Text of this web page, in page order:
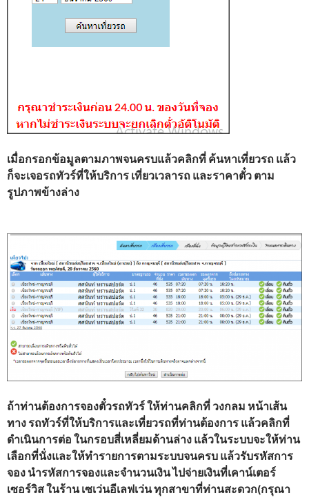
เมื่อกรอกข้อมูลตามภาพจนครบแล้วคลิกที่ ค้นหาเที่ยวรถ แล้ว
ก็จะเจอรถทัวร์ที่ให้บริการ เที่ยวเวลารถ และราคาตั๋ว ตาม
รูปภาพข้างล่าง
ถ้าท่านต้องการจองตั๋วรถทัวร์ให้ท่านคลิกที่ วงกลม หน้าเส้น
ทาง รถทัวร์ที่ให้บริการและเที่ยวรถที่ท่านต้องการ แล้วคลิกที่
ดำเนินการต่อ ในกรอบสี่เหลี่ยมด้านล่าง แล้วในระบบจะให้ท่าน
เลือกที่นั่งและให้ทำรายการตามระบบจนครบ แล้วรับรหัสการ
จอง นำรหัสการจองและจำนวนเงิน ไปจ่ายเงินที่เคาน์เตอร์
เซอร์วิส ในร้าน เซเว่นอีเลฟเว่น ทุกสาขาที่ท่านสะดวก(กรุณา